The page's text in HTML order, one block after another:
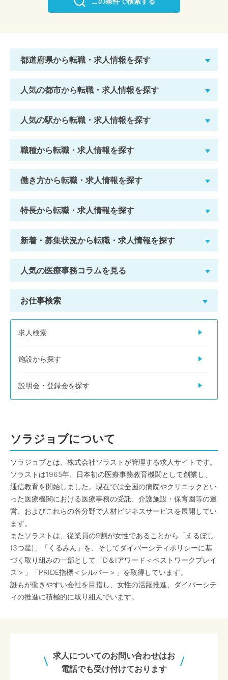
都道府県から転職・求人情報を探す
人気の都市から転職・求人情報を探す
人気の駅から転職・求人情報を探す
職種から転職・求人情報を探す
働き方から転職・求人情報を探す
特長から転職・求人情報を探す
新着・募集状況から転職・求人情報を探す
人気の医療事務コラムを見る
お仕事検索
求人検索
施設から探す
説明会・登録会を探す
ソラジョブについて
ソラジョブとは、株式会社ソラストが管理する求人サイトです。
ソラストは1965年、日本初の医療事務教育機関として創業し、
通信教育を開始しました。現在では全国の病院やクリニックとい
った医療機関における医療事務の受託、介護施設・保育園等の運
営、およびこれらの各分野で人材ビジネスサービスを展開してい
ます。
またソラストは、従業員の9割が女性であることから「えるぼし
(3つ星)」「くるみん」を、そしてダイバーシティポリシーに基
づく取り組みの一部として「D＆Iアワード＜ベストワークプレイ
ス＞」「PRIDE指標＜シルバー＞」を取得しています。
誰もが働きやすい会社を目指し、女性の活躍推進、ダイバーシテ
ィの推進に積極的に取り組んでいます。
求人についてのお問い合わせはお
電話でも受け付けております